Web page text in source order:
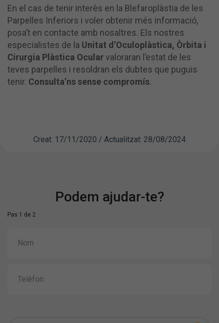
En el cas de tenir interès en la Blefaroplàstia de les
Parpelles Inferiors i voler obtenir més informació,
posa’t en contacte amb nosaltres. Els nostres
especialistes de la Unitat d’Oculoplàstica, Òrbita i
Cirurgia Plàstica Ocularvaloraran l’estat de les
teves parpelles i resoldran els dubtes que puguis
tenir. Consulta’ns sense compromís.
Creat: 17/11/2020 / Actualitzat: 28/08/2024
Podem ajudar-te?
Pas 1 de 2